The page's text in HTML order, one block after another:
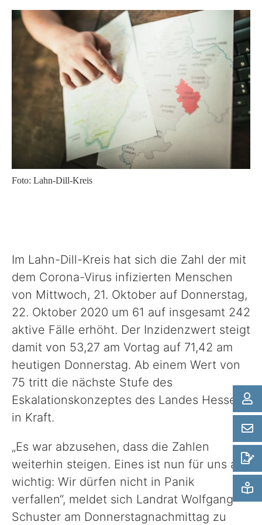
Inklusion
Ländlicher Raum
Natur, Umwelt & Klimaschutz
Sport, Kultur & Ehrenamt
Wirtschaftsförderung
Veterinärwesen
Unser Landkreis
Politik
Verwaltung
Unsere Standorte
Presse
Foto: Lahn-Dill-Kreis
Im Lahn-Dill-Kreis hat sich die Zahl der mit
dem Corona-Virus infizierten Menschen
von Mittwoch, 21. Oktober auf Donnerstag,
22. Oktober 2020 um 61 auf insgesamt 242
aktive Fälle erhöht. Der Inzidenzwert steigt
damit von 53,27 am Vortag auf 71,42 am
heutigen Donnerstag. Ab einem Wert von
75 tritt die nächste Stufe des
Eskalationskonzeptes des Landes Hessen
in Kraft.
„Es war abzusehen, dass die Zahlen
weiterhin steigen. Eines ist nun für uns alle
wichtig: Wir dürfen nicht in Panik
verfallen“, meldet sich Landrat Wolfgang
Schuster am Donnerstagnachmittag zu